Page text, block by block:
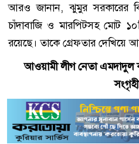
আরও জানান, ঝুমুর সরকারের
চাঁদাবাজি ও মারপিটসহ মোট
রয়েছে। তাকে গ্রেফতার দেখিয়ে
আওয়ামী লীগ নেতা এমদাদুল